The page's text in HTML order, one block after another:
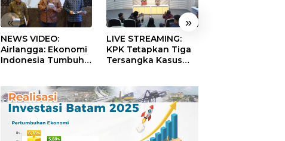
« »
NEWS VIDEO:
Airlangga: Ekonomi
Indonesia Tumbuh
LIVE STREAMING:
KPK Tetapkan Tiga
Tersangka Kasus
Pertamina